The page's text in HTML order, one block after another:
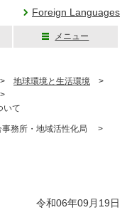
Foreign Languages
メニュー
地球環境と生活環境 >
いて
事務所・地域活性化局 >
令和06年09月19日